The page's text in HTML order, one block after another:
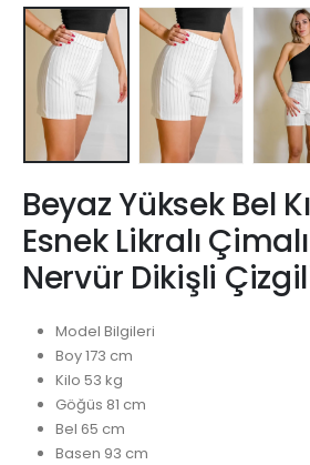
Beyaz Yüksek Bel
Esnek Likralı Çimalı
Nervür Dikişli
Model Bilgileri
Boy 173 cm
Kilo 53 kg
Göğüs 81 cm
Bel 65 cm
Basen 93 cm